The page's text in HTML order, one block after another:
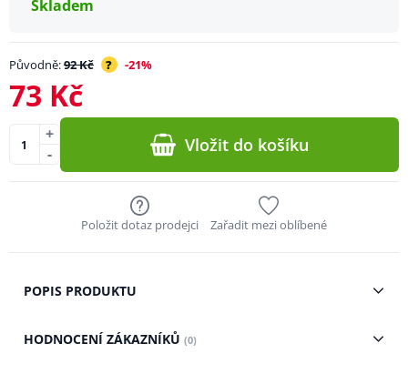
Skladem
Původně:92 Kč ? -21%
73 Kč
-
+ Vložit do košíku
Položit dotaz prodejci Zařadit mezi oblíbené
POPIS PRODUKTU
HODNOCENÍ ZÁKAZNÍKŮ (0)